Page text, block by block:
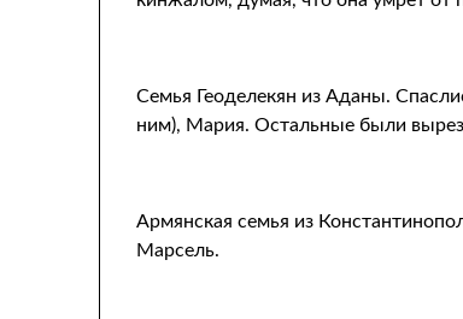
Семья Геоделекян из Аданы.
ним), Мария. Остальные были
Армянская семья из
Марсель.